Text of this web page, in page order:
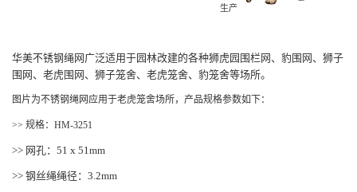
生产
华美不锈钢绳网广泛适用于园林改建的各种狮虎园围栏网、豹围网、狮子
围网、老虎围网、狮子笼舍、老虎笼舍、豹笼舍等场所。
图片为不锈钢绳网应用于老虎笼舍场所，产品规格参数如下：
>> 规格：HM-3251
>> 网孔：51 x 51mm
>> 钢丝绳绳径：3.2mm